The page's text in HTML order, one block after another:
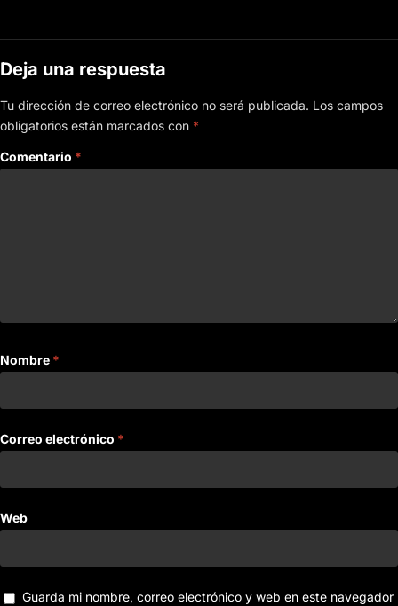
Deja una respuesta
Tu dirección de correo electrónico no será publicada. Los campos
obligatorios están marcados con *
Comentario *
Nombre *
Correo electrónico *
Web
Guarda mi nombre, correo electrónico y web en este navegador